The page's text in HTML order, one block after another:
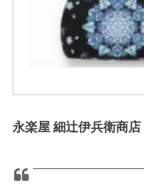
永楽屋 細辻伊兵衛商